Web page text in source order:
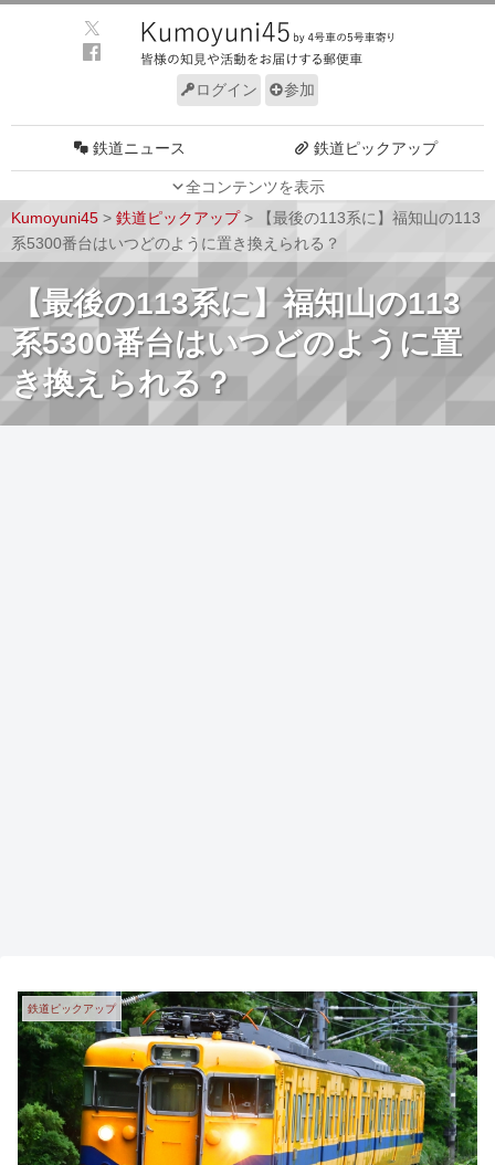
ログイン 参加
全コンテンツを表示
鉄道ニュース 鉄道ピックアップ
車両技術
ルール サイトについて
Kumoyuni45 > 鉄道ピックアップ>
【最後の113系に】福知山の113
系5300番台はいつどのように置き換えられる？
【最後の113系に】福知山の113
系5300番台はいつどのように置
き換えられる？
鉄道ピックアップ